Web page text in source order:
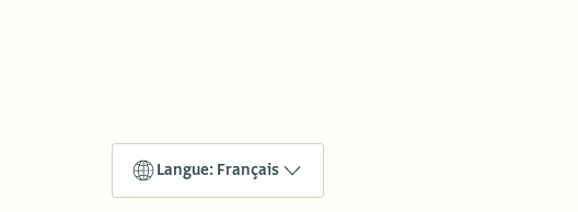
Langue: Français